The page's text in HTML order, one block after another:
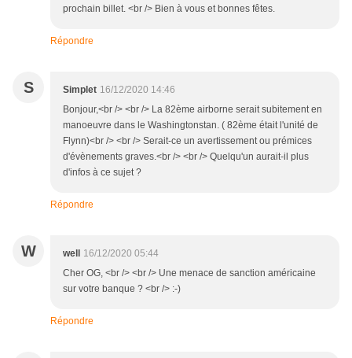
prochain billet. <br /> Bien à vous et bonnes fêtes.
Répondre
S Simplet 16/12/2020 14:46
Bonjour,<br /> <br /> La 82ème airborne serait subitement en
manoeuvre dans le Washingtonstan. ( 82ème était l'unité de
Flynn)<br /> <br /> Serait-ce un avertissement ou prémices
d'évènements graves.<br /> <br /> Quelqu'un aurait-il plus
d'infos à ce sujet ?
Répondre
W well
16/12/2020 05:44
Cher OG, <br /> <br /> Une menace de sanction américaine
sur votre banque ? <br /> :-)
Répondre